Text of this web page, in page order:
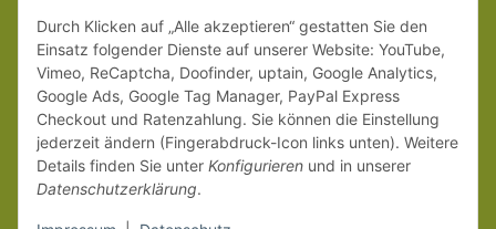
Weitere Versanddetails entnehmen Sie bitte unserenLiefer-
und Zahlungsbedingungen.
Durch Klicken auf „Alle akzeptieren“ gestatten Sie den
Einsatz folgender Dienste auf unserer Website: YouTube,
Vimeo, ReCaptcha, Doofinder, uptain, Google Analytics,
Google Ads, Google Tag Manager, PayPal Express
Checkout und Ratenzahlung. Sie können die Einstellung
jederzeit ändern (Fingerabdruck-Icon links unten). Weitere
Details finden Sie unter Konfigurieren und in unserer
Datenschutzerklärung.